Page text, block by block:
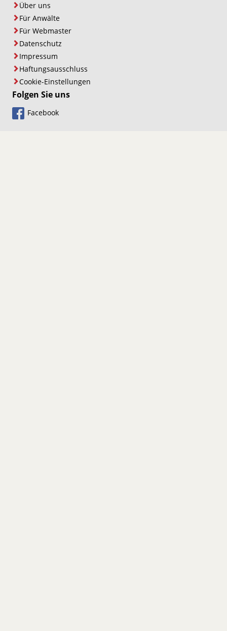
Über uns
Für Anwälte
Für Webmaster
Datenschutz
Impressum
Haftungsausschluss
Cookie-Einstellungen
Folgen Sie uns
Facebook